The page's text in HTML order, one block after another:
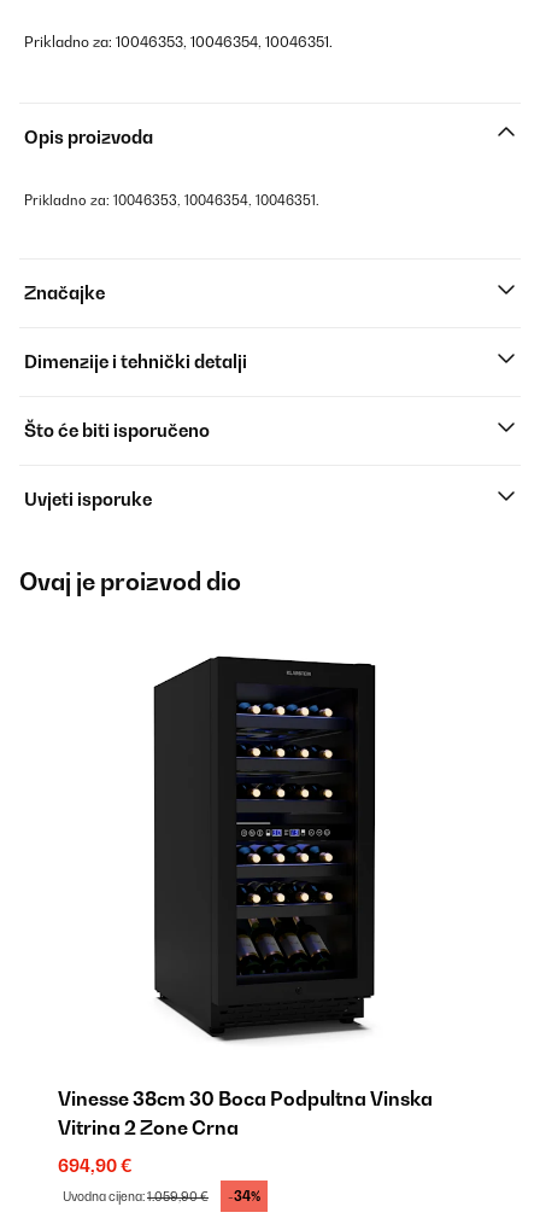
Prikladno za: 10046353, 10046354, 10046351.
Opis proizvoda
Prikladno za: 10046353, 10046354, 10046351.
Značajke
Dimenzije i tehnički detalji
Što će biti isporučeno
Uvjeti isporuke
Ovaj je proizvod dio
Vinesse 38cm 30 Boca Podpultna Vinska
Vitrina 2 Zone Crna
694,90 €
Uvodna cijena:1.059,90 € -34%